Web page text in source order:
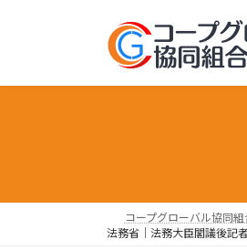
プ
動
コープグローバル協同
法務省｜法務大臣閣議後記